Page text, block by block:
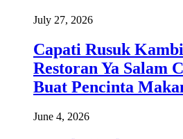
July 27, 2026
Capati Rusuk
Restoran Ya Salam
Buat Pencinta
June 4, 2026